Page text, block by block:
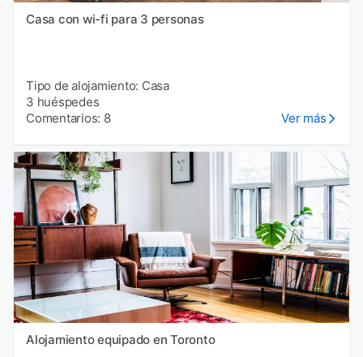
Casa con wi-fi para 3 personas
Tipo de alojamiento: Casa
3 huéspedes
Comentarios: 8
Ver más
Alojamiento equipado en Toronto